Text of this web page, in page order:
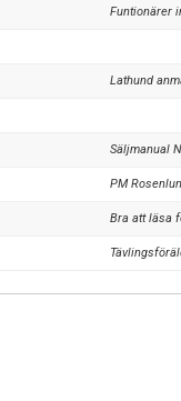
Funtionärer
Lathund
Säljmanual
PM
Bra att läsa